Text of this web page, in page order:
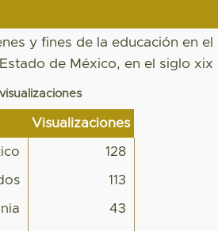
y fines de la educación en el
Estado de México, en el siglo xix
Visualizaciones
128
113
43